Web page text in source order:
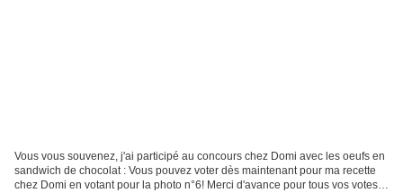
Vous vous souvenez, j'ai participé au concours chez Domi avec les oeufs en
sandwich de chocolat : Vous pouvez voter dès maintenant pour ma recette
chez Domi en votant pour la photo n°6! Merci d'avance pour tous vos votes!